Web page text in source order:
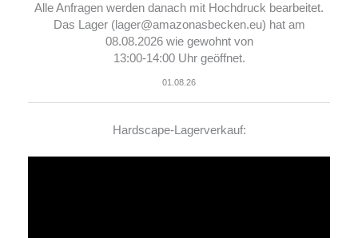
Alle Anfragen werden danach mit Hochdruck bearbeitet.
Das Lager (lager@amazonasbecken.eu) hat am
08.08.2026 wie gewohnt von
13:00-14:00 Uhr geöffnet.
01.08.26
Hardscape-Lagerverkauf: